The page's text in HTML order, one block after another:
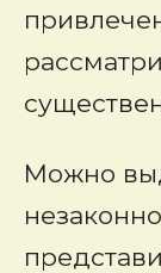
Можно